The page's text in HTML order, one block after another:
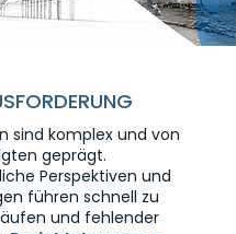
sind komplex und von
geprägt.
Perspektiven und
führen schnell zu
und fehlender